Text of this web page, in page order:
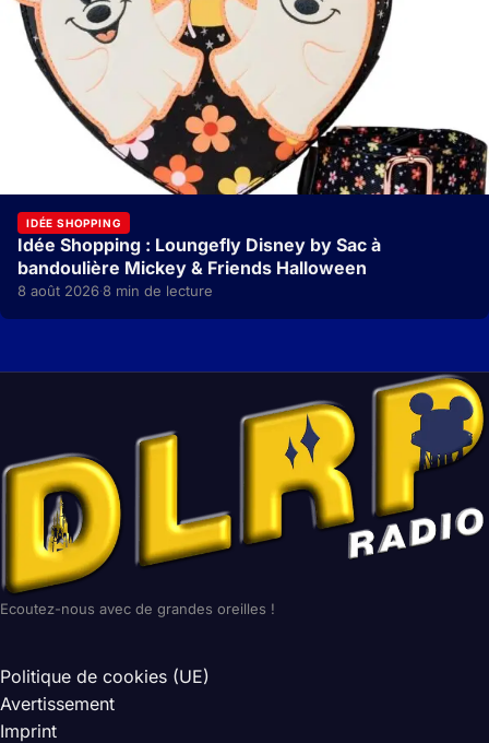
IDÉE SHOPPING
Idée Shopping : Loungefly Disney by Sac à
bandoulière Mickey & Friends Halloween
8 août 2026·8 min de lecture
Ecoutez-nous avec de grandes oreilles !
Politique de cookies (UE)
Avertissement
Imprint